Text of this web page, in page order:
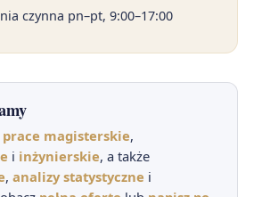
czynna pn–pt, 9:00–17:00
prace magisterskie,
i inżynierskie, a także
, analizy statystyczne i